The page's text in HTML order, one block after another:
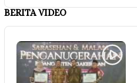
BERITA VIDEO